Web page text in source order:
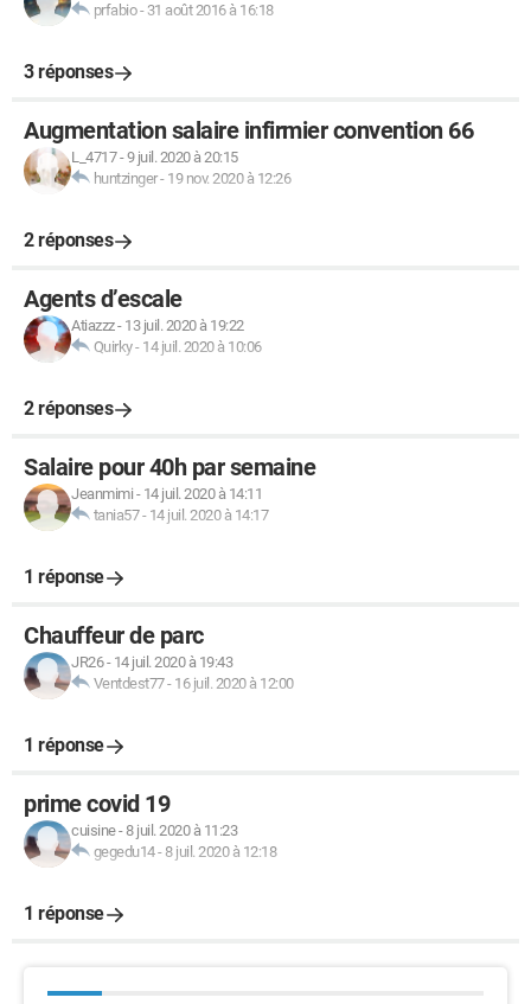
prfabio- 31 août 2016 à 16:18
3 réponses
Augmentation salaire infirmier convention 66
L_4717-9 juil. 2020 à 20:15
huntzinger- 19 nov. 2020 à 12:26
2 réponses
Agents d’escale
Atiazzz- 13 juil. 2020 à 19:22
Quirky- 14 juil. 2020 à 10:06
2 réponses
Salaire pour 40h par semaine
Jeanmimi - 14 juil. 2020 à 14:11
tania57- 14 juil. 2020 à 14:17
1 réponse
Chauffeur de parc
JR26- 14 juil. 2020 à 19:43
Ventdest77- 16 juil. 2020 à 12:00
1 réponse
prime covid 19
cuisine-8 juil. 2020 à 11:23
gegedu14- 8 juil. 2020 à 12:18
1 réponse